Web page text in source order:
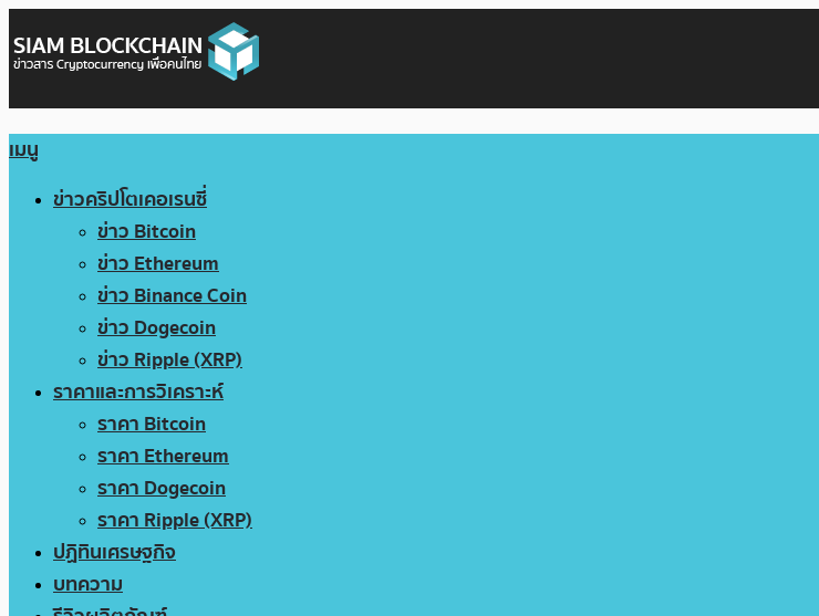
เมนู
ข่าวคริปโตเคอเรนซี่
ข่าว Bitcoin
ข่าว Ethereum
ข่าว Binance Coin
ข่าว Dogecoin
ข่าว Ripple (XRP)
ราคาและการวิเคราะห์
ราคา Bitcoin
ราคา Ethereum
ราคา Dogecoin
ราคา Ripple (XRP)
ปฏิทินเศรษฐกิจ
บทความ